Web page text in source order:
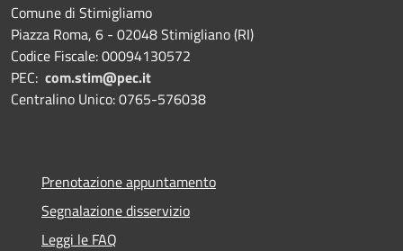
Comune di Stimigliamo
Piazza Roma, 6 - 02048 Stimigliano (RI)
Codice Fiscale: 00094130572
PEC: com.stim@pec.it
Centralino Unico: 0765-576038
Prenotazione appuntamento
Segnalazione disservizio
Leggi le FAQ